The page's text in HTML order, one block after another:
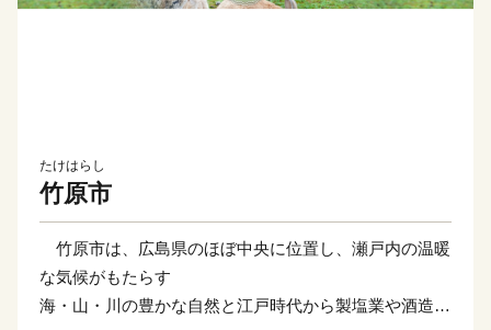
たけはらし
竹原市
竹原市は、広島県のほぼ中央に位置し、瀬戸内の温暖
な気候がもたらす
海・山・川の豊かな自然と江戸時代から製塩業や酒造業